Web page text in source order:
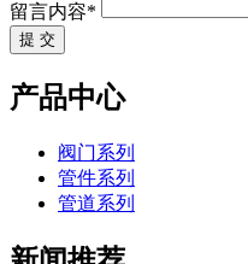
留言内容*
提 交
产品中心
阀门系列
管件系列
管道系列